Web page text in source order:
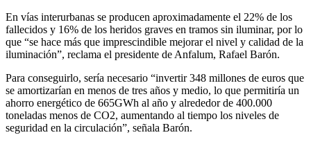
En vías interurbanas se producen aproximadamente el 22% de los
fallecidos y 16% de los heridos graves en tramos sin iluminar, por lo
que “se hace más que imprescindible mejorar el nivel y calidad de la
iluminación”, reclama el presidente de Anfalum, Rafael Barón.
Para conseguirlo, sería necesario “invertir 348 millones de euros que
se amortizarían en menos de tres años y medio, lo que permitiría un
ahorro energético de 665GWh al año y alrededor de 400.000
toneladas menos de CO2, aumentando al tiempo los niveles de
seguridad en la circulación”, señala Barón.